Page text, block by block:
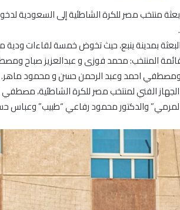
منتخب مصر للكرة الشاطئية إلى السعودية
بمدينة ينبع، حيث تخوض خمسة لقاءات ودية مع
المنتخب: محمد فوزى و عبدالعزيز صباح
احمد وعبد الرحمن حسن و محمود ماهر.
الفني لمنتخب مصر للكرة الشاطئية،
والدكتور محمود رفاعي “طبيب” وعباس